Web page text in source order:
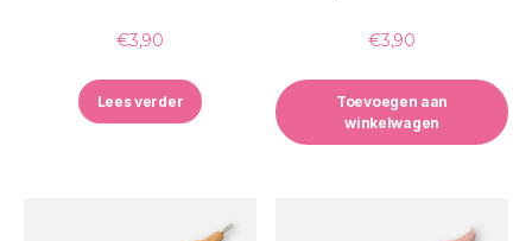
€3,90
Lees verder
€3,90
Toevoegen aan
winkelwagen